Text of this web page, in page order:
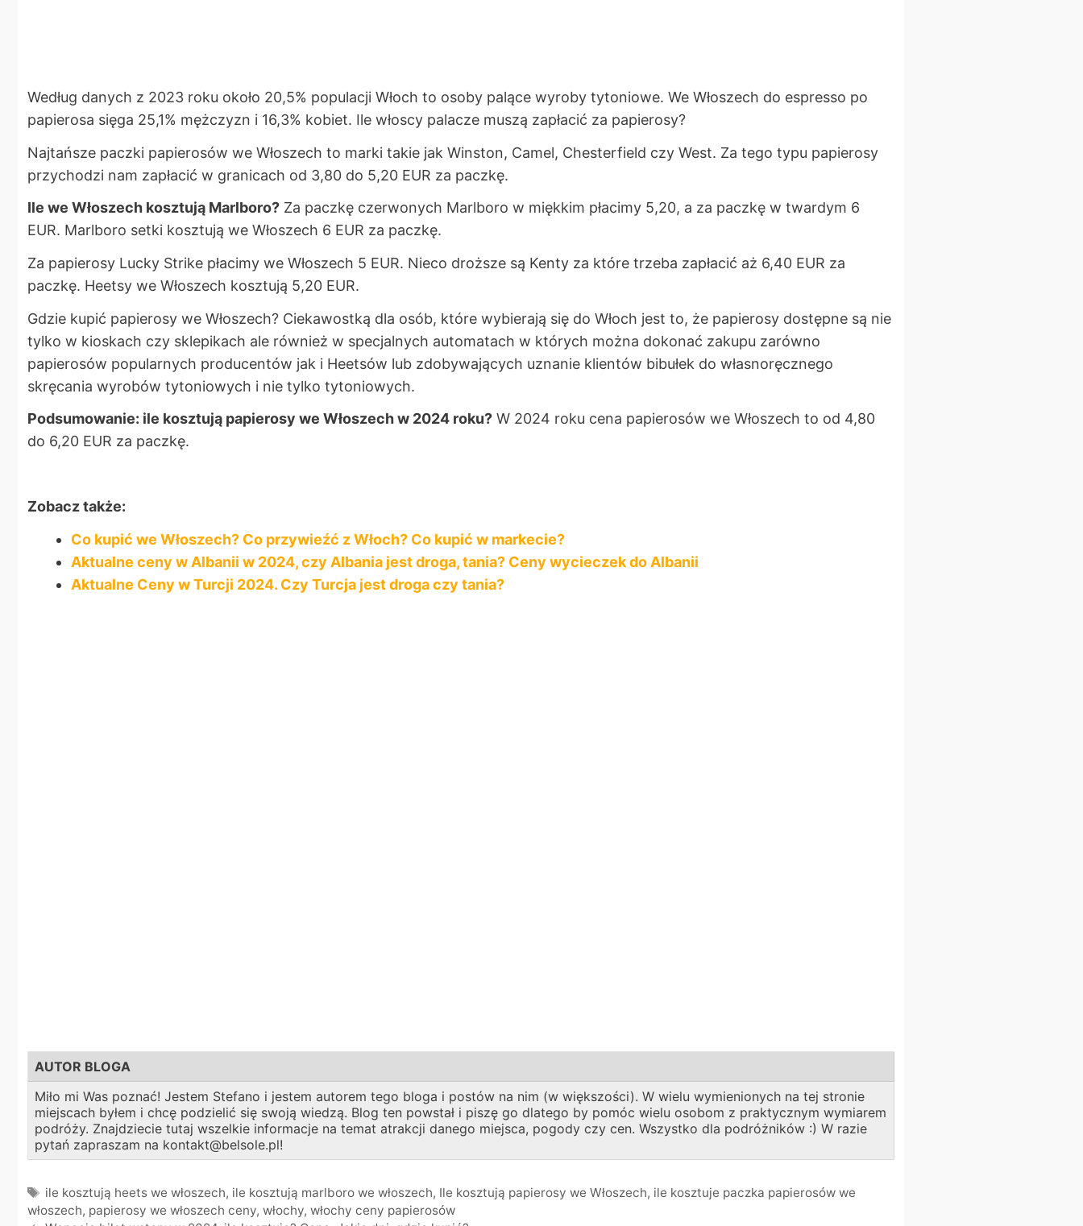
Według danych z 2023 roku około 20,5% populacji Włoch to osoby palące wyroby tytoniowe. We Włoszech do espresso po
papierosa sięga 25,1% mężczyzn i 16,3% kobiet. Ile włoscy palacze muszą zapłacić za papierosy?
Najtańsze paczki papierosów we Włoszech to marki takie jak Winston, Camel, Chesterfield czy West. Za tego typu papierosy
przychodzi nam zapłacić w granicach od 3,80 do 5,20 EUR za paczkę.
Ile we Włoszech kosztują Marlboro? Za paczkę czerwonych Marlboro w miękkim płacimy 5,20, a za paczkę w twardym 6
EUR. Marlboro setki kosztują we Włoszech 6 EUR za paczkę.
Za papierosy Lucky Strike płacimy we Włoszech 5 EUR. Nieco droższe są Kenty za które trzeba zapłacić aż 6,40 EUR za
paczkę. Heetsy we Włoszech kosztują 5,20 EUR.
Gdzie kupić papierosy we Włoszech? Ciekawostką dla osób, które wybierają się do Włoch jest to, że papierosy dostępne są nie
tylko w kioskach czy sklepikach ale również w specjalnych automatach w których można dokonać zakupu zarówno
papierosów popularnych producentów jak i Heetsów lub zdobywających uznanie klientów bibułek do własnoręcznego
skręcania wyrobów tytoniowych i nie tylko tytoniowych.
Podsumowanie: ile kosztują papierosy we Włoszech w 2024 roku? W 2024 roku cena papierosów we Włoszech to od 4,80
do 6,20 EUR za paczkę.
Zobacz także:
Co kupić we Włoszech? Co przywieźć z Włoch? Co kupić w markecie?
Aktualne ceny w Albanii w 2024, czy Albania jest droga, tania? Ceny wycieczek do Albanii
Aktualne Ceny w Turcji 2024. Czy Turcja jest droga czy tania?
AUTOR BLOGA
Miło mi Was poznać! Jestem Stefano i jestem autorem tego bloga i postów na nim (w większości). W wielu wymienionych na tej stronie
miejscach byłem i chcę podzielić się swoją wiedzą. Blog ten powstał i piszę go dlatego by pomóc wielu osobom z praktycznym wymiarem
podróży. Znajdziecie tutaj wszelkie informacje na temat atrakcji danego miejsca, pogody czy cen. Wszystko dla podróżników :) W razie
pytań zapraszam na kontakt@belsole.pl!
Tagi
ile kosztują heets we włoszech, ile kosztują marlboro we włoszech, Ile kosztują papierosy we Włoszech, ile kosztuje paczka papierosów we
włoszech, papierosy we włoszech ceny, włochy, włochy ceny papierosów